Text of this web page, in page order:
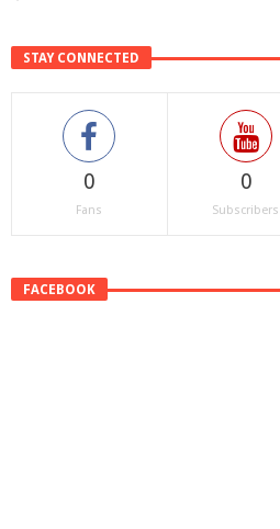
STAY CONNECTED
0
Fans
0
Subscribers
FACEBOOK